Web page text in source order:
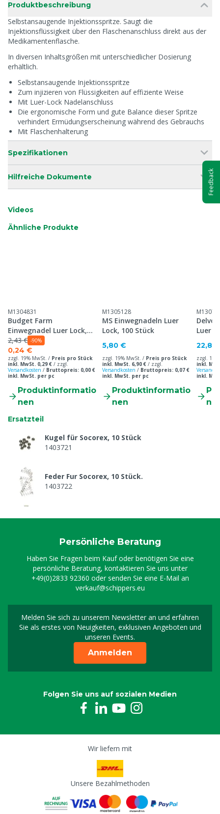
Produktbeschreibung
Selbstansaugende Injektionsspritze. Saugt die
Injektionsflüssigkeit über den Flaschenanschluss direkt aus der
Medikamentenflasche.
In diversen Inhaltsgrößen mit unterschiedlicher Dosierung
erhältlich.
Selbstansaugende Injektionsspritze
Zum injizieren von Flüssigkeiten auf effiziente Weise
Mit Luer-Lock Nadelanschluss
Die ergonomische Form und gute Balance dieser Spritze
verhindert Ermüdungserscheinung während des Gebrauchs
Mit Flaschenhalterung
Spezifikationen
Hilfreiche Dokumente
Videos
Ähnliche Produkte
M1304831
Budget Farm
Einwegnadel Luer Lock,
100 Stück
2,43 € -90%
0,24 €
zzgl. 19% MwSt. / Preis pro Stück
inkl. MwSt. 0,29 € / zzgl.
Versandkosten / Bruttopreis: 0,00 €
inkl. MwSt. per pc
Produktinformatio
nen
M1305128
MS Einwegnadeln Luer
Lock, 100 Stück
5,80 €
zzgl. 19% MwSt. / Preis pro Stück
inkl. MwSt. 6,90 € / zzgl.
Versandkosten / Bruttopreis: 0,07 €
inkl. MwSt. per pc
Produktinformatio
nen
Delvo
Luer
22,80
zzgl.
inkl.
inkl.
Ersatzteil
Kugel für Socorex, 10 Stück
1403721
Feder Fur Socorex, 10 Stück.
1403722
Reparaturset fur Socorex 0,5 ml
1409988
Saugerstange + Griff Socorex 0,5/1 ml
Saugerfeder Socorex 0,5/1 ml
1407403-1
Verteilstange Socorex 0,5-1 ml
Verstellmutter Socorex 0,5/1 ml
Klemme für Flaschenhalter Socorex
Feststellschraube Handgriff Socorex
1407421
Persönliche Beratung
Haben Sie Fragen beim Kauf oder benötigen Sie eine
persönliche Beratung, kontaktieren Sie uns unter
+49(0)2833 92360 oder senden Sie eine E-Mail an
verkauf@schippers.eu
Melden Sie sich zu unserem Newsletter an und erfahren
Sie als erstes von Neuigkeiten, exklusiven Angeboten und
unseren Events.
Melden Sie sich für
Anmelden
Folgen Sie uns auf sozialen Medien
Wir liefern mit
Unsere Bezahlmethoden
Feedback